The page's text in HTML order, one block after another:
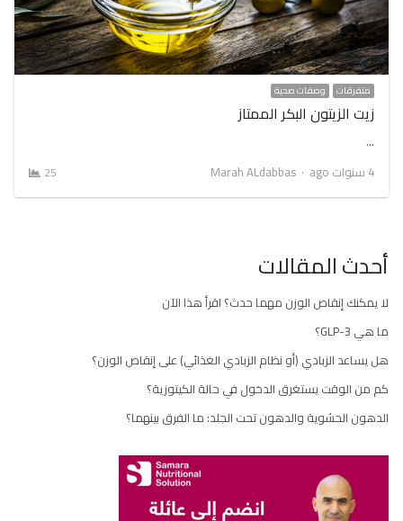
متفرقات وصفات صحية
زيت الزيتون البكر الممتاز
…
4 سنوات ago
Author
Marah ALdabbas
25
أحدث المقالات
لا يمكنك إنقاص الوزن مهما حدث؟ اقرأ هذا الآن
ما هي GLP-3؟
هل يساعد الزبادي (أو نظام الزبادي الغذائي) على إنقاص الوزن؟
كم من الوقت يستغرق الدخول في حالة الكيتوزية؟
الدهون الحشوية والدهون تحت الجلد: ما الفرق بينهما؟